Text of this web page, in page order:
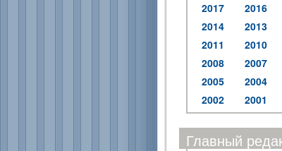
2017
2016
2014
2013
2011
2010
2008
2007
2005
2004
2002
2001
Главный